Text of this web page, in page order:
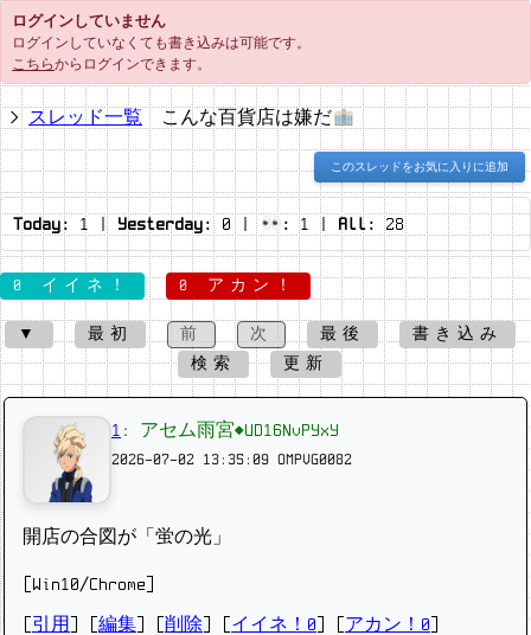
ログインしていません
ログインしていなくても書き込みは可能です。
こちらからログインできます。
スレッド一覧 こんな百貨店は嫌だ
このスレッドをお気に入りに追加
Today: 1 | Yesterday:0 | : 1 | All: 28
0 イイネ！ 0 アカン！
▼ 最初 前 次 最後
書き込み
検索
更新
1 : アセム雨宮◆UD16NvPYxY
2026-07-02 13:35:09 OMPVG0082
開店の合図が「蛍の光」
[Win10/Chrome]
引用 編集 削除 イイネ！0 アカン！0